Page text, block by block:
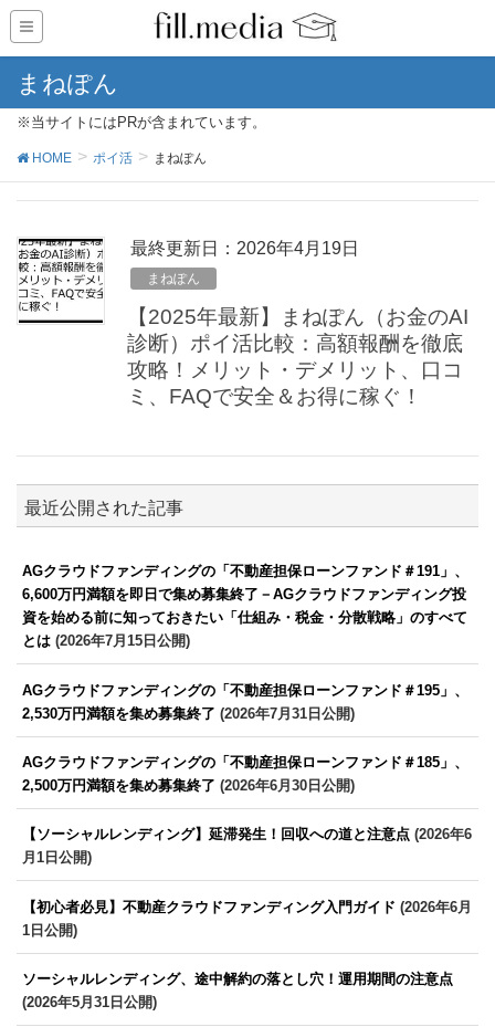
まねぽん
※当サイトにはPRが含まれています。
HOME ポイ活 まねぽん
最終更新日：2026年4月19日
まねぽん
【2025年最新】まねぽん（お金のAI
診断）ポイ活比較：高額報酬を徹底
攻略！メリット・デメリット、口コ
ミ、FAQで安全＆お得に稼ぐ！
最近公開された記事
AGクラウドファンディングの「不動産担保ローンファンド＃191」、
6,600万円満額を即日で集め募集終了－AGクラウドファンディング投
資を始める前に知っておきたい「仕組み・税金・分散戦略」のすべて
とは (2026年7月15日公開)
AGクラウドファンディングの「不動産担保ローンファンド＃195」、
2,530万円満額を集め募集終了 (2026年7月31日公開)
AGクラウドファンディングの「不動産担保ローンファンド＃185」、
2,500万円満額を集め募集終了 (2026年6月30日公開)
【ソーシャルレンディング】延滞発生！回収への道と注意点 (2026年6
月1日公開)
【初心者必見】不動産クラウドファンディング入門ガイド (2026年6月
1日公開)
ソーシャルレンディング、途中解約の落とし穴！運用期間の注意点
(2026年5月31日公開)